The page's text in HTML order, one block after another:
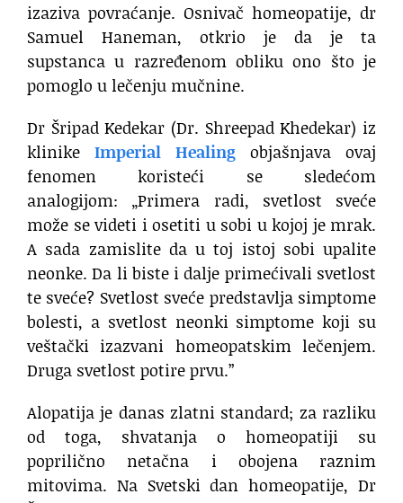
izaziva povraćanje. Osnivač homeopatije, dr
Samuel Haneman, otkrio je da je ta
supstanca u razređenom obliku ono što je
pomoglo u lečenju mučnine.
Dr Šripad Kedekar (Dr. Shreepad Khedekar) iz
klinike Imperial Healing objašnjava ovaj
fenomen koristeći se sledećom
analogijom: „Primera radi, svetlost sveće
može se videti i osetiti u sobi u kojoj je mrak.
A sada zamislite da u toj istoj sobi upalite
neonke. Da li biste i dalje primećivali svetlost
te sveće? Svetlost sveće predstavlja simptome
bolesti, a svetlost neonki simptome koji su
veštački izazvani homeopatskim lečenjem.
Druga svetlost potire prvu.”
Alopatija je danas zlatni standard; za razliku
od toga, shvatanja o homeopatiji su
poprilično netačna i obojena raznim
mitovima. Na Svetski dan homeopatije, Dr